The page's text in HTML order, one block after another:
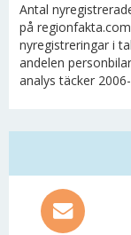
Antal
på
nyregistreringar i
andelen
analys täcker